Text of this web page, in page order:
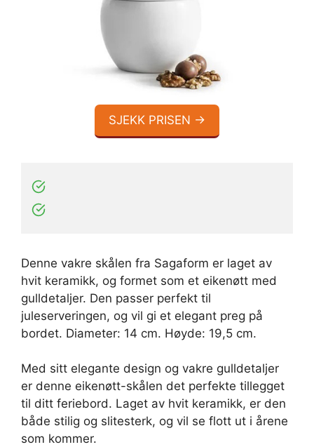
SJEKK PRISEN →
Denne vakre skålen fra Sagaform er laget av
hvit keramikk, og formet som et eikenøtt med
gulldetaljer. Den passer perfekt til
juleserveringen, og vil gi et elegant preg på
bordet. Diameter: 14 cm. Høyde: 19,5 cm.
Med sitt elegante design og vakre gulldetaljer
er denne eikenøtt-skålen det perfekte tillegget
til ditt feriebord. Laget av hvit keramikk, er den
både stilig og slitesterk, og vil se flott ut i årene
som kommer.